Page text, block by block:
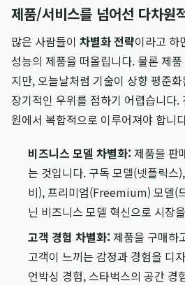
제품/서비스를 넘어선 다차원
많은 사람들이 차별화 전략이라고 하
성능의 제품을 떠올립니다. 물론 제
지만, 오늘날처럼 기술이 상향 평준
장기적인 우위를 점하기 어렵습니다.
원에서 복합적으로 이루어져야 합니
비즈니스 모델 차별화: 제품을 판
는 것입니다. 구독 모델(넷플릭스
비), 프리미엄(Freemium) 모델(
닌 비즈니스 모델 혁신으로 시장
고객 경험 차별화: 제품을 구매하
고객이 느끼는 감정과 경험을 디
언박싱 경험, 스타벅스의 공간 경